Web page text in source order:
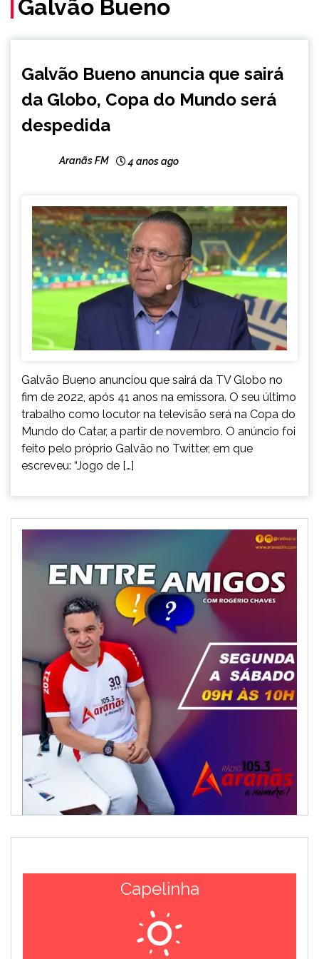
Galvão Bueno
ESPORTES
Galvão Bueno anuncia que sairá
da Globo, Copa do Mundo será
despedida
Aranãs FM 4 anos ago
Galvão Bueno anunciou que sairá da TV Globo no
fim de 2022, após 41 anos na emissora. O seu último
trabalho como locutor na televisão será na Copa do
Mundo do Catar, a partir de novembro. O anúncio foi
feito pelo próprio Galvão no Twitter, em que
escreveu: “Jogo de […]
Capelinha